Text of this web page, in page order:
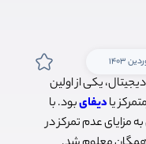
یکی از اولین
یادیفایبود. با
مزایای عدم تمرکز در